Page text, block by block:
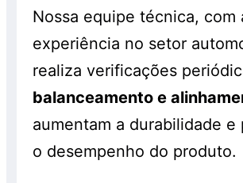
Nossa equipe técnica, com
experiência no setor
realiza verificações
balanceamento e
aumentam a durabilidade e
o desempenho do produto.